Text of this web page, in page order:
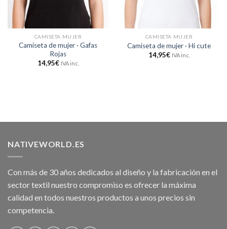
CAMISETA MUJER
Camiseta de mujer · Gafas
Rojas
14,95€ IVA inc.
CAMISETA MUJER
Camiseta de mujer · Hi cute
14,95€ IVA inc.
NATIVEWORLD.ES
Con más de 30 años dedicados al diseño y la fabricación en el
sector textil nuestro compromiso es ofrecer la máxima
calidad en todos nuestros productos a unos precios sin
competencia.